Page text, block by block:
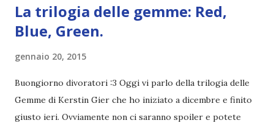
La trilogia delle gemme: Red,
Blue, Green.
gennaio 20, 2015
Buongiorno divoratori :3 Oggi vi parlo della trilogia delle
Gemme di Kerstin Gier che ho iniziato a dicembre e finito
giusto ieri. Ovviamente non ci saranno spoiler e potete